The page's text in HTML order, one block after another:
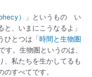
）
」というもの い
、いまにこうなるよ」
ひとつは「 時間と生物圏
す。生物圏というのは、
、私たちを生かしてるも
すべてです。